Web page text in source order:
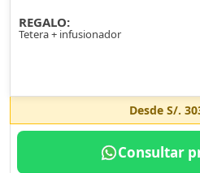
REGALO:
Tetera + infusionador
Desde S/.
Consultar